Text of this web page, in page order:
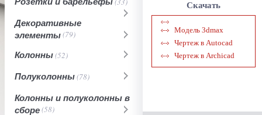
Декоративные
элементы(79)
Колонны(52)
Полуколонны(78)
Колонны и полуколонны в
сборе(58)
Скачать
Модель 3dmax
Чертеж в Autocad
Чертеж в Archicad